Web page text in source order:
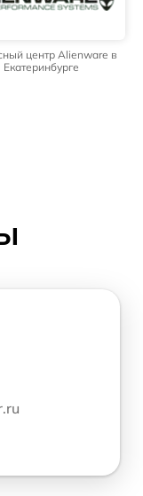
центр Alienware в
Екатеринбурге